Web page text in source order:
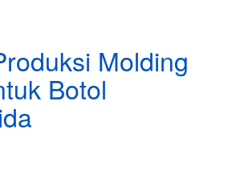
Molding
Botol